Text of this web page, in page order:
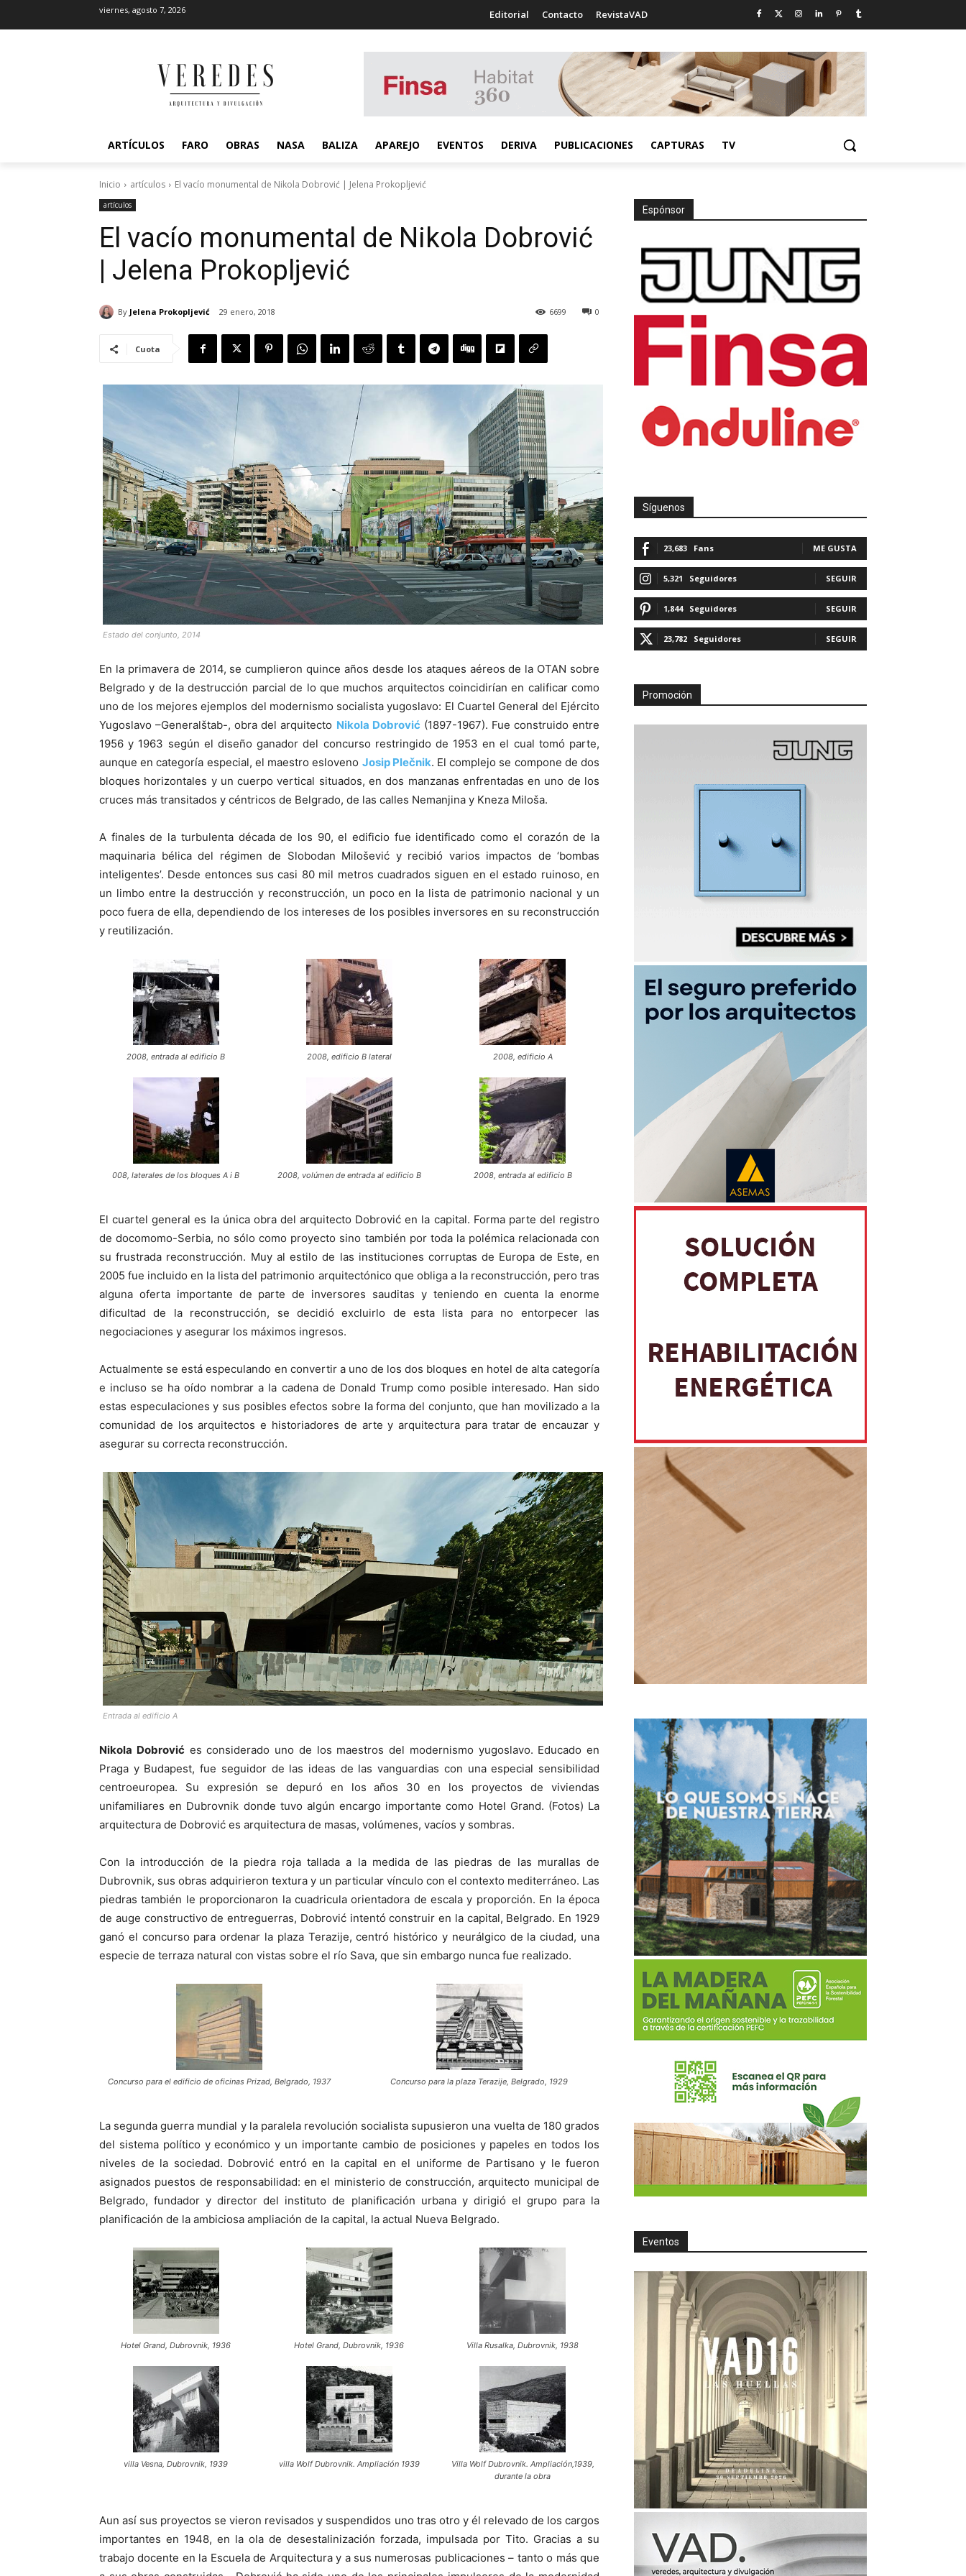
viernes, agosto 7, 2026 Editorial Contacto RevistaVAD
ARTÍCULOS FARO OBRAS NASA BALIZA APAREJO EVENTOS DERIVA PUBLICACIONES CAPTURAS TV
Inicio artículos El vacío monumental de Nikola Dobrović | Jelena Prokopljević
artículos
El vacío monumental de Nikola Dobrović
| Jelena Prokopljević
By Jelena Prokopljević 29 enero, 2018 0
6699
Cuota
Estado del conjunto, 2014
En la primavera de 2014, se cumplieron quince años desde los ataques aéreos de la OTAN sobre
Belgrado y de la destrucción parcial de lo que muchos arquitectos coincidirían en calificar como
uno de los mejores ejemplos del modernismo socialista yugoslavo: El Cuartel General del Ejército
Yugoslavo –Generalštab-, obra del arquitecto Nikola Dobrović (1897-1967). Fue construido entre
1956 y 1963 según el diseño ganador del concurso restringido de 1953 en el cual tomó parte,
aunque en categoría especial, el maestro esloveno Josip Plečnik. El complejo se compone de dos
bloques horizontales y un cuerpo vertical situados, en dos manzanas enfrentadas en uno de los
cruces más transitados y céntricos de Belgrado, de las calles Nemanjina y Kneza Miloša.
A finales de la turbulenta década de los 90, el edificio fue identificado como el corazón de la
maquinaria bélica del régimen de Slobodan Milošević y recibió varios impactos de ‘bombas
inteligentes’. Desde entonces sus casi 80 mil metros cuadrados siguen en el estado ruinoso, en
un limbo entre la destrucción y reconstrucción, un poco en la lista de patrimonio nacional y un
poco fuera de ella, dependiendo de los intereses de los posibles inversores en su reconstrucción
y reutilización.
2008, entrada al edificio B 2008, edificio B lateral 2008, edificio A
008, laterales de los bloques A i B 2008, volúmen de entrada al edificio B 2008, entrada al edificio B
El cuartel general es la única obra del arquitecto Dobrović en la capital. Forma parte del registro
de docomomo-Serbia, no sólo como proyecto sino también por toda la polémica relacionada con
su frustrada reconstrucción. Muy al estilo de las instituciones corruptas de Europa de Este, en
2005 fue incluido en la lista del patrimonio arquitectónico que obliga a la reconstrucción, pero tras
alguna oferta importante de parte de inversores sauditas y teniendo en cuenta la enorme
dificultad de la reconstrucción, se decidió excluirlo de esta lista para no entorpecer las
negociaciones y asegurar los máximos ingresos.
Actualmente se está especulando en convertir a uno de los dos bloques en hotel de alta categoría
e incluso se ha oído nombrar a la cadena de Donald Trump como posible interesado. Han sido
estas especulaciones y sus posibles efectos sobre la forma del conjunto, que han movilizado a la
comunidad de los arquitectos e historiadores de arte y arquitectura para tratar de encauzar y
asegurar su correcta reconstrucción.
Entrada al edificio A
Nikola Dobrovićes considerado uno de los maestros del modernismo yugoslavo. Educado en
Praga y Budapest, fue seguidor de las ideas de las vanguardias con una especial sensibilidad
centroeuropea. Su expresión se depuró en los años 30 en los proyectos de viviendas
unifamiliares en Dubrovnik donde tuvo algún encargo importante como Hotel Grand. (Fotos) La
arquitectura de Dobrović es arquitectura de masas, volúmenes, vacíos y sombras.
Con la introducción de la piedra roja tallada a la medida de las piedras de las murallas de
Dubrovnik, sus obras adquirieron textura y un particular vínculo con el contexto mediterráneo. Las
piedras también le proporcionaron la cuadricula orientadora de escala y proporción. En la época
de auge constructivo de entreguerras, Dobrović intentó construir en la capital, Belgrado. En 1929
ganó el concurso para ordenar la plaza Terazije, centró histórico y neurálgico de la ciudad, una
especie de terraza natural con vistas sobre el río Sava, que sin embargo nunca fue realizado.
Concurso para el edificio de oficinas Prizad, Belgrado, 1937 Concurso para la plaza Terazije, Belgrado, 1929
La segunda guerra mundial y la paralela revolución socialista supusieron una vuelta de 180 grados
del sistema político y económico y un importante cambio de posiciones y papeles en todos los
niveles de la sociedad. Dobrović entró en la capital en el uniforme de Partisano y le fueron
asignados puestos de responsabilidad: en el ministerio de construcción, arquitecto municipal de
Belgrado, fundador y director del instituto de planificación urbana y dirigió el grupo para la
planificación de la ambiciosa ampliación de la capital, la actual Nueva Belgrado.
Hotel Grand, Dubrovnik, 1936 Hotel Grand, Dubrovnik, 1936 Villa Rusalka, Dubrovnik, 1938
villa Vesna, Dubrovnik, 1939 villa Wolf Dubrovnik. Ampliación 1939
Villa Wolf Dubrovnik. Ampliación,1939,
durante la obra
Aun así sus proyectos se vieron revisados y suspendidos uno tras otro y él relevado de los cargos
importantes en 1948, en la ola de desestalinización forzada, impulsada por Tito. Gracias a su
trabajo docente en la Escuela de Arquitectura y a sus numerosas publicaciones – tanto o más que
Espónsor
Síguenos
23,683 Fans ME GUSTA
5,321 Seguidores SEGUIR
1,844 Seguidores SEGUIR
23,782 Seguidores SEGUIR
Promoción
Eventos